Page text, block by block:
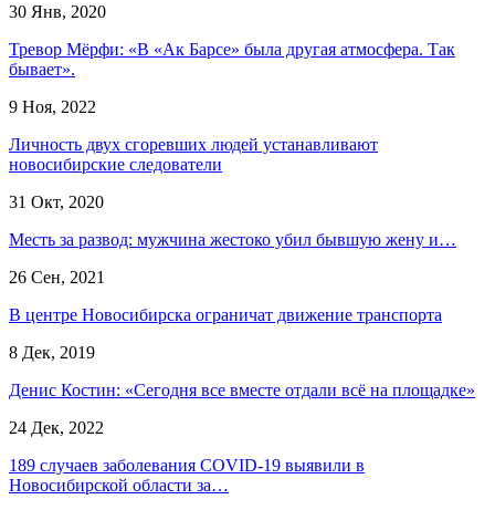
30 Янв, 2020
Тревор Мёрфи: «В «Ак Барсе» была другая атмосфера. Так
бывает».
9 Ноя, 2022
Личность двух сгоревших людей устанавливают
новосибирские следователи
31 Окт, 2020
Месть за развод: мужчина жестоко убил бывшую жену и…
26 Сен, 2021
В центре Новосибирска ограничат движение транспорта
8 Дек, 2019
Денис Костин: «Сегодня все вместе отдали всё на площадке»
24 Дек, 2022
189 случаев заболевания COVID-19 выявили в
Новосибирской области за…